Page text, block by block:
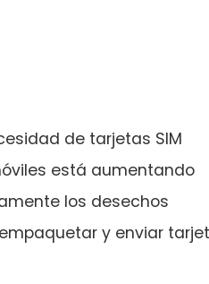
de tarjetas SIM
está aumentando
los desechos
y enviar